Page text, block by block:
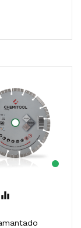
equalizer